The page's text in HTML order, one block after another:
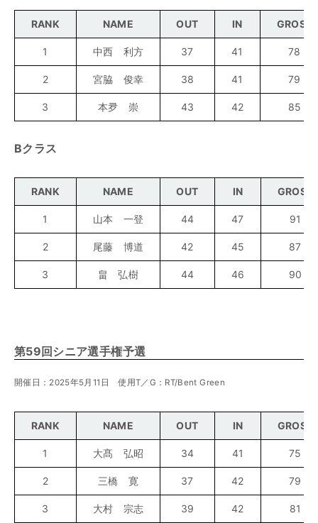
RANK NAME OUT IN GROSS
1 中西 利方 37 41 78
2 宮脇 俊幸 38 41 79
3 本夛 崇 43 42 85
Bクラス
RANK NAME OUT IN GROSS
1 山本 一登 44 47 91
2 尾藤 博道 42 45 87
3 畠 弘樹 44 46 90
第59回シニア選手権予選
開催日：2025年5月11日 使用T／G：RT/Bent Green
RANK NAME OUT IN GROSS
1 大髙 弘昭 34 41 75
2 三橋 寛 37 42 79
3 大村 宗志 39 42 81